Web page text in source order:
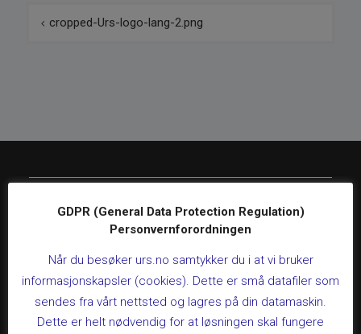
Innleggsnavigasjon
cropped-Urs-logo-lang-2.png
helse- og sosialboliger
26. august 2026 kl 09:00 – 12:00
Dette kurset gir deg en praktisk gjennomgang av
regelverket for mva-kompensasjon på helse- og
GDPR (General Data Protection Regulation)
Personvernforordningen
Når du besøker urs.no samtykker du i at vi bruker
informasjonskapsler (cookies). Dette er små datafiler som
sendes fra vårt nettsted og lagres på din datamaskin.
Dette er helt nødvendig for at løsningen skal fungere